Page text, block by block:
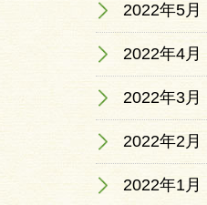
2022年5月
2022年4月
2022年3月
2022年2月
2022年1月